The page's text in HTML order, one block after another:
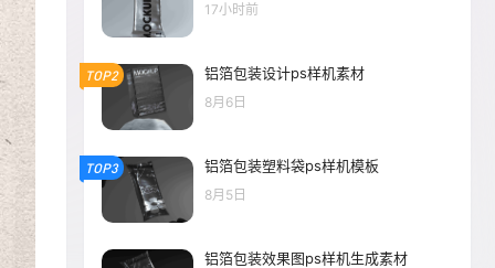
17小时前
TOP2 铝箔包装设计ps样机素材
8月6日
TOP3 铝箔包装塑料袋ps样机模板
8月5日
铝箔包装效果图ps样机生成素材